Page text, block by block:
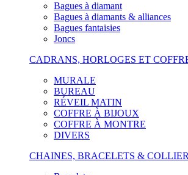
Bagues à diamant
Bagues à diamants & alliances
Bagues fantaisies
Joncs
CADRANS, HORLOGES ET
MURALE
BUREAU
RÉVEIL MATIN
COFFRE À BIJOUX
COFFRE À MONTRE
DIVERS
CHAINES, BRACELETS &